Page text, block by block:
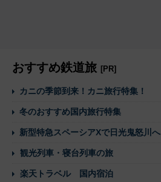
おすすめ鉄道旅 [PR]
カニの季節到来！カニ旅行特集！
冬のおすすめ国内旅行特集
新型特急スペーシアXで日光鬼怒川へ
観光列車・寝台列車の旅
楽天トラベル 国内宿泊